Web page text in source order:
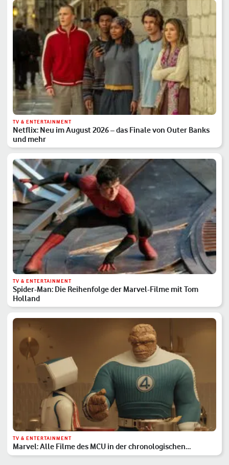
TV & ENTERTAINMENT
Netflix: Neu im August 2026 – das Finale von Outer Banks
und mehr
TV & ENTERTAINMENT
Spider-Man: Die Reihenfolge der Marvel-Filme mit Tom
Holland
TV & ENTERTAINMENT
Marvel: Alle Filme des MCU in der chronologischen
Reihenfolge